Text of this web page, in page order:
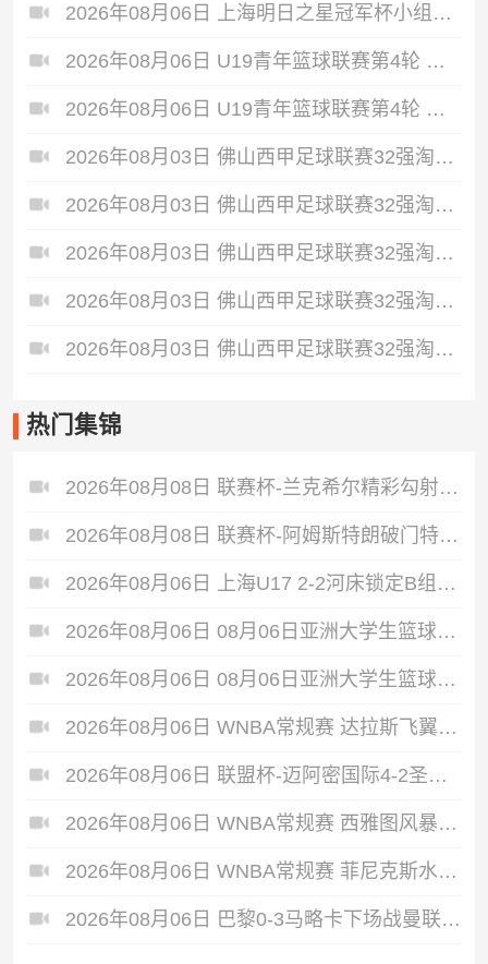
2026年08月06日 上海明日之星冠军杯小组赛 上海U17 VS 河床U17 全场录像
2026年08月06日 U19青年篮球联赛第4轮 新疆广汇U19 VS 龙狮青年U19 全场录像
2026年08月06日 U19青年篮球联赛第4轮 天津荣钢U19 VS 北京首钢U19 全场录像
2026年08月03日 佛山西甲足球联赛32强淘汰赛 大塘控股 VS 茂名市点都得 全场录像
2026年08月03日 佛山西甲足球联赛32强淘汰赛 广东客家青年 VS 广州英华思力U17 全场录像
2026年08月03日 佛山西甲足球联赛32强淘汰赛 广州求信 VS 顺德新青年 全场录像
2026年08月03日 佛山西甲足球联赛32强淘汰赛 广东凤铝 VS 湛江八部科技 全场录像
2026年08月03日 佛山西甲足球联赛32强淘汰赛 广州蜀地红 VS 广州戴拿模 全场录像
热门集锦
2026年08月08日 联赛杯-兰克希尔精彩勾射破门 米德尔斯堡1-0雷克瑟姆
2026年08月08日 联赛杯-阿姆斯特朗破门特林达德建功 狼队3-0维尔港
2026年08月06日 上海U17 2-2河床锁定B组第1 吕孟洋点射阿布力米破门 将战A组第2
2026年08月06日 08月06日亚洲大学生篮球联赛8强赛 北京大学 77 - 79 上海交通大学 集锦
2026年08月06日 08月06日亚洲大学生篮球联赛8强赛 延世大学 67 - 72 政治大学 集锦
2026年08月06日 WNBA常规赛 达拉斯飞翼 92 - 96 华盛顿神秘人 全场集锦
2026年08月06日 联盟杯-迈阿密国际4-2圣路易斯 梅西2射1传 阿伦助攻戴帽
2026年08月06日 WNBA常规赛 西雅图风暴 86 - 92 纽约自由人 全场集锦
2026年08月06日 WNBA常规赛 菲尼克斯水星 82 - 96 亚特兰大梦想 全场集锦
2026年08月06日 巴黎0-3马略卡下场战曼联 巴黎全场控球近6成+8射3正未果